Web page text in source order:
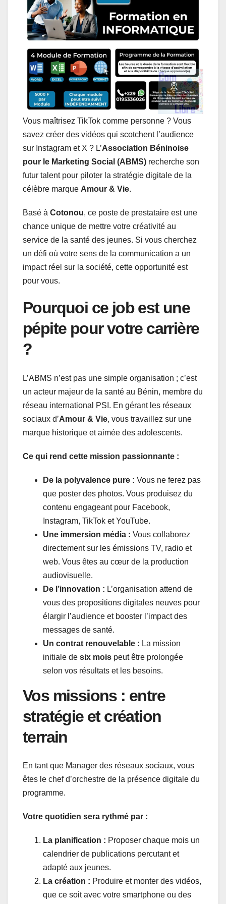
s
A
p
p
b
o
o
k
e
d
I
n
e
n
g
e
r
g
r
a
m
l
Vous maîtrisez TikTok comme personne ? Vous
savez créer des vidéos qui scotchent l’audience
sur Instagram et X ? L’Association Béninoise
pour le Marketing Social (ABMS) recherche son
futur talent pour piloter la stratégie digitale de la
célèbre marque Amour & Vie.
Basé à Cotonou, ce poste de prestataire est une
chance unique de mettre votre créativité au
service de la santé des jeunes. Si vous cherchez
un défi où votre sens de la communication a un
impact réel sur la société, cette opportunité est
pour vous.
Pourquoi ce job est une
pépite pour votre carrière
?
L’ABMS n’est pas une simple organisation ; c’est
un acteur majeur de la santé au Bénin, membre du
réseau international PSI. En gérant les réseaux
sociaux d’Amour & Vie, vous travaillez sur une
marque historique et aimée des adolescents.
Ce qui rend cette mission passionnante :
De la polyvalence pure : Vous ne ferez pas
que poster des photos. Vous produisez du
contenu engageant pour Facebook,
Instagram, TikTok et YouTube.
Une immersion média : Vous collaborez
directement sur les émissions TV, radio et
web. Vous êtes au cœur de la production
audiovisuelle.
De l’innovation : L’organisation attend de
vous des propositions digitales neuves pour
élargir l’audience et booster l’impact des
messages de santé.
Un contrat renouvelable : La mission
initiale de six mois peut être prolongée
selon vos résultats et les besoins.
Vos missions : entre
stratégie et création
terrain
En tant que Manager des réseaux sociaux, vous
êtes le chef d’orchestre de la présence digitale du
programme.
Votre quotidien sera rythmé par :
La planification : Proposer chaque mois un
calendrier de publications percutant et
adapté aux jeunes.
La création : Produire et monter des vidéos,
que ce soit avec votre smartphone ou des